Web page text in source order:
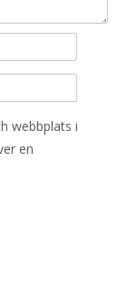
webbplats i
en